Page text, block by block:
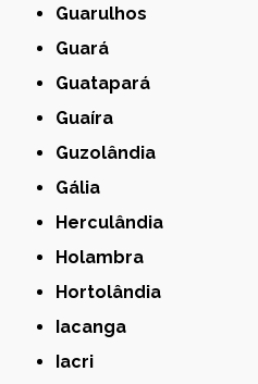
Guarulhos
Guará
Guatapará
Guaíra
Guzolândia
Gália
Herculândia
Holambra
Hortolândia
Iacanga
Iacri